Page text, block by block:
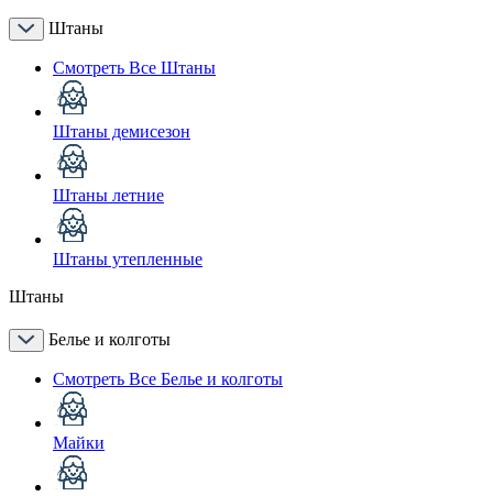
Штаны
Смотреть Все Штаны
Штаны демисезон
Штаны летние
Штаны утепленные
Штаны
Белье и колготы
Смотреть Все Белье и колготы
Майки